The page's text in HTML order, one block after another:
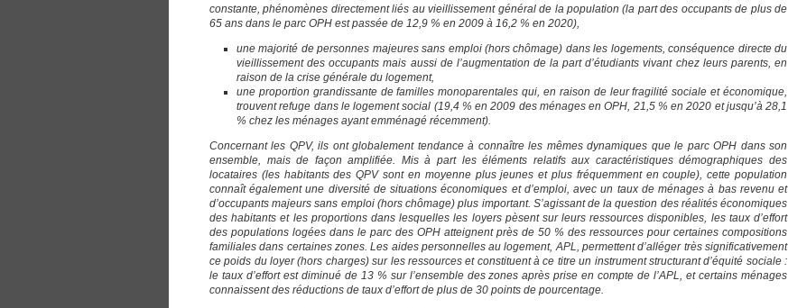
constante, phénomènes directement liés au vieillissement général de la population (la part des occupants de plus de
65 ans dans le parc OPH est passée de 12,9 % en 2009 à 16,2 % en 2020),
une majorité de personnes majeures sans emploi (hors chômage) dans les logements, conséquence directe du
vieillissement des occupants mais aussi de l’augmentation de la part d’étudiants vivant chez leurs parents, en
raison de la crise générale du logement,
une proportion grandissante de familles monoparentales qui, en raison de leur fragilité sociale et économique,
trouvent refuge dans le logement social (19,4 % en 2009 des ménages en OPH, 21,5 % en 2020 et jusqu’à 28,1
% chez les ménages ayant emménagé récemment).
Concernant les QPV, ils ont globalement tendance à connaître les mêmes dynamiques que le parc OPH dans son
ensemble, mais de façon amplifiée. Mis à part les éléments relatifs aux caractéristiques démographiques des
locataires (les habitants des QPV sont en moyenne plus jeunes et plus fréquemment en couple), cette population
connaît également une diversité de situations économiques et d’emploi, avec un taux de ménages à bas revenu et
d’occupants majeurs sans emploi (hors chômage) plus important. S’agissant de la question des réalités économiques
des habitants et les proportions dans lesquelles les loyers pèsent sur leurs ressources disponibles, les taux d’effort
des populations logées dans le parc des OPH atteignent près de 50 % des ressources pour certaines compositions
familiales dans certaines zones. Les aides personnelles au logement, APL, permettent d’alléger très significativement
ce poids du loyer (hors charges) sur les ressources et constituent à ce titre un instrument structurant d’équité sociale :
le taux d’effort est diminué de 13 % sur l’ensemble des zones après prise en compte de l’APL, et certains ménages
connaissent des réductions de taux d’effort de plus de 30 points de pourcentage.